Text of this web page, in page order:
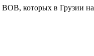
которых в Грузии